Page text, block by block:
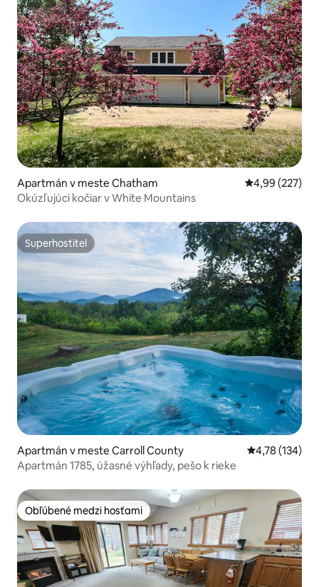
Apartmán v meste Chatham Priemerné
4,99 (227)
Okúzľujúci kočiar v White Mountains
Superhostiteľ
Superhostiteľ
Apartmán v meste Carroll County Priemerné
4,78 (134)
Apartmán 1785, úžasné výhľady, pešo k rieke
Obľúbené medzi hosťami
Obľúbené medzi hosťami